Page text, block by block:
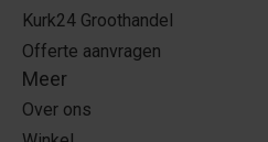
Kurk24 Groothandel
Offerte aanvragen
Meer
Over ons